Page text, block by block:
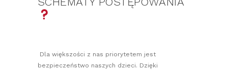
Dla większości z nas priorytetem jest
bezpieczeństwo naszych dzieci. Dzięki